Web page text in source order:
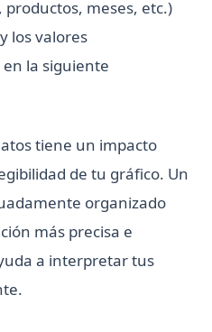
meses, etc.)
los valores
la siguiente
tiene un impacto
de tu gráfico. Un
organizado
más precisa e
a interpretar tus